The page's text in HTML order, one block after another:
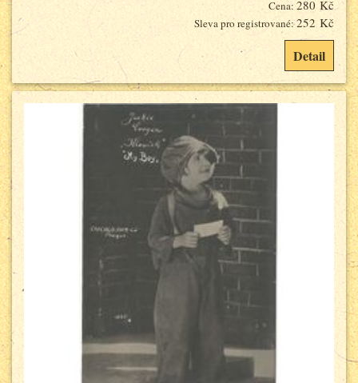
Cena: 280 Kč
Sleva pro registrované:252 Kč
Detail